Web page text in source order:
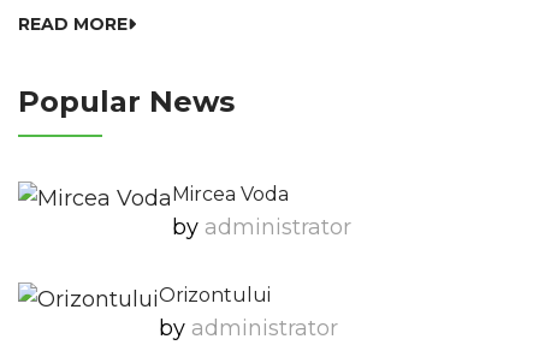
READ MORE
Popular News
Mircea Voda
by Administrator
Orizontului
by Administrator